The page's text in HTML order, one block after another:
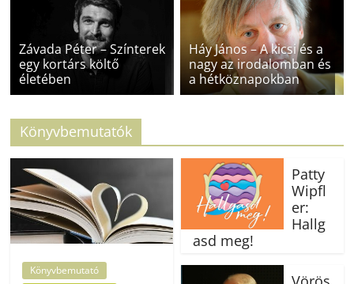
Závada Péter – Színterek
egy kortárs költő
életében
Háy János – A kicsi és a
nagy az irodalomban és
a hétköznapokban
Könyvbemutatók
Könyvbemutató
Patty
Wipfl
er:
Hallg
asd meg!